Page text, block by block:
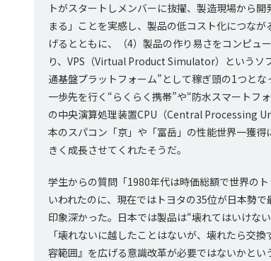
トがスタートしメンバーに抜擢、製造現場から
まる」ことを実感し、製品の低コスト化につな
げるとともに、（4）製品の作り易さをコンピュ
り、VPS（Virtual Product Simulator）というソ
通基盤プラットフォーム”として稼ぎ頭の1つと
一歩先を行く“らくらく携帯”や“防水スマートフ
の中央演算処理装置CPU（Central Processing
本のスパコン「京」や「富岳」の性能世界一獲
きく成長させてくれたそうだ。
学生からの質問「1980年代は時価総額で世界の
いわれたのに、現在ではトヨタの35位が日本勢
印象深かった。日本では製品は“壊れてはいけな
「壊れないに越したことはないが、壊れたら交
容範囲』を広げる意識改革が必要ではないかと